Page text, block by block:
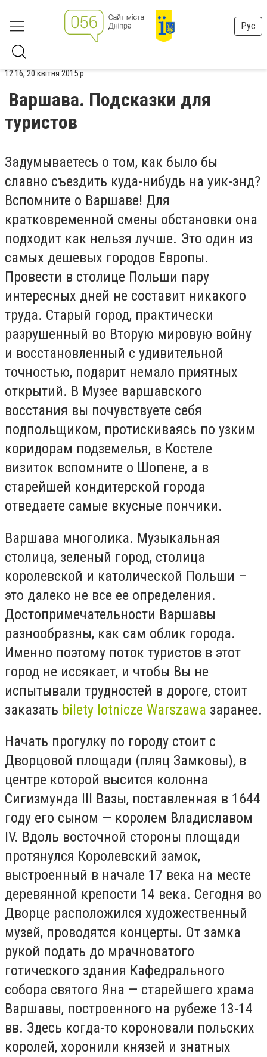
Рус
12:16, 20 квітня 2015 р.
Варшава. Подсказки для
туристов
Задумываетесь о том, как было бы
славно съездить куда-нибудь на уик-энд?
Вспомните о Варшаве! Для
кратковременной смены обстановки она
подходит как нельзя лучше. Это один из
самых дешевых городов Европы.
Провести в столице Польши пару
интересных дней не составит никакого
труда. Старый город, практически
разрушенный во Вторую мировую войну
и восстановленный с удивительной
точностью, подарит немало приятных
открытий. В Музее варшавского
восстания вы почувствуете себя
подпольщиком, протискиваясь по узким
коридорам подземелья, в Костеле
визиток вспомните о Шопене, а в
старейшей кондитерской города
отведаете самые вкусные пончики.
Варшава многолика. Музыкальная
столица, зеленый город, столица
королевской и католической Польши –
это далеко не все ее определения.
Достопримечательности Варшавы
разнообразны, как сам облик города.
Именно поэтому поток туристов в этот
город не иссякает, и чтобы Вы не
испытывали трудностей в дороге, стоит
заказать bilety lotnicze Warszawa заранее.
Начать прогулку по городу стоит с
Дворцовой площади (пляц Замковы), в
центре которой высится колонна
Сигизмунда III Вазы, поставленная в 1644
году его сыном — королем Владиславом
IV. Вдоль восточной стороны площади
протянулся Королевский замок,
выстроенный в начале 17 века на месте
деревянной крепости 14 века. Сегодня во
Дворце расположился художественный
музей, проводятся концерты. От замка
рукой подать до мрачноватого
готического здания Кафедрального
собора святого Яна — старейшего храма
Варшавы, построенного на рубеже 13-14
вв. Здесь когда-то короновали польских
королей, хоронили князей и знатных